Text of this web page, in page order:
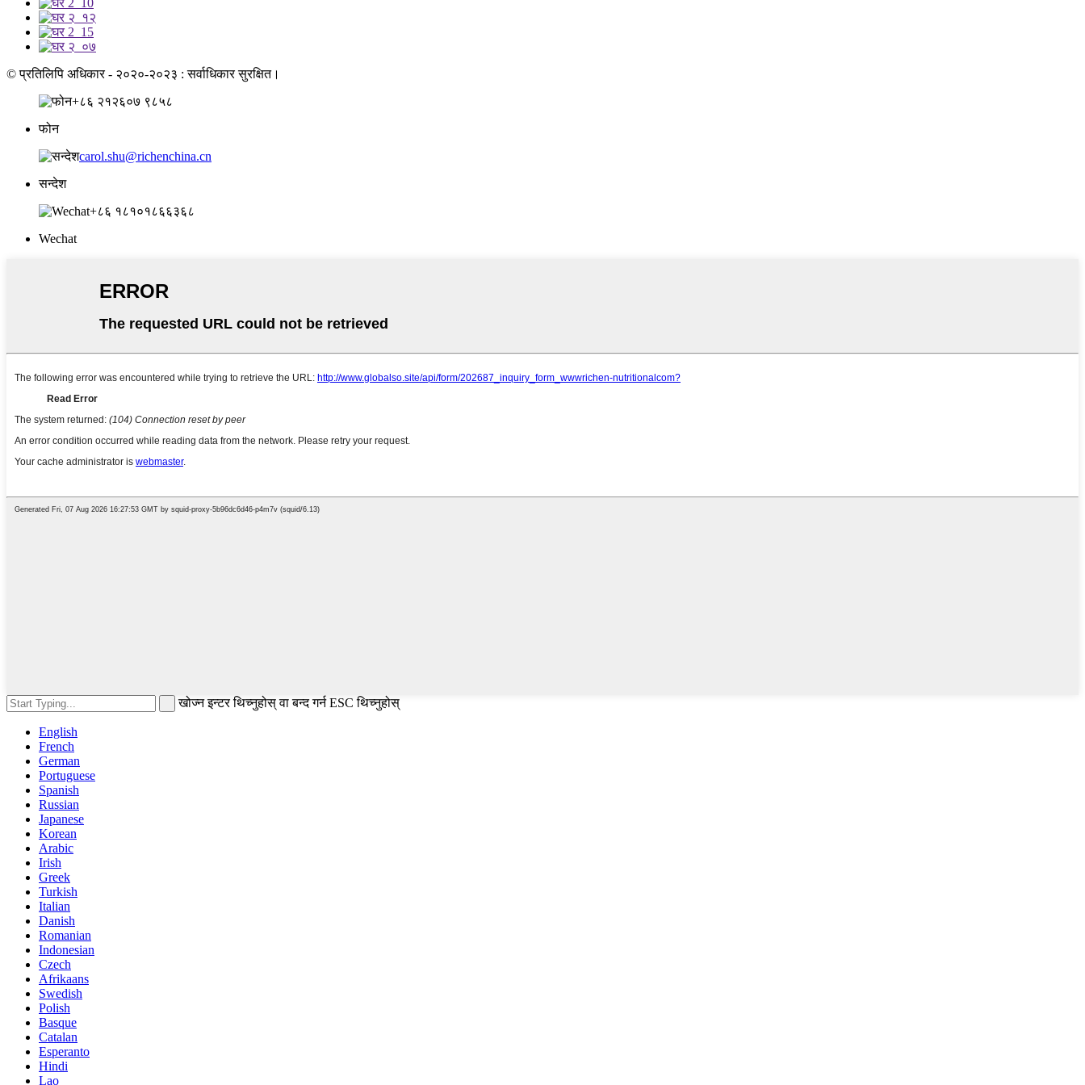
© प्रतिलिपि अधिकार - २०२०-२०२३ : सर्वाधिकार सुरक्षित।
+८६ २१२६०७ ९८५८
फोन
carol.shu@richenchina.cn
सन्देश
+८६ १८१०१८६६३६८
Wechat
खोज्न इन्टर थिच्नुहोस् वा बन्द गर्न ESC थिच्नुहोस्
English
French
German
Portuguese
Spanish
Russian
Japanese
Korean
Arabic
Irish
Greek
Turkish
Italian
Danish
Romanian
Indonesian
Czech
Afrikaans
Swedish
Polish
Basque
Catalan
Esperanto
Hindi
Lao